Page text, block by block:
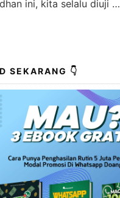
ini, kita selalu diuji …
SEKARANG 👇